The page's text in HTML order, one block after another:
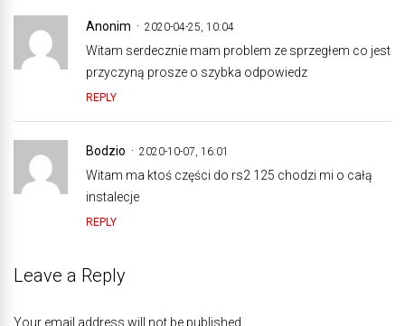
Anonim 2020-04-25, 10:04
Witam serdecznie mam problem ze sprzegłem co jest
przyczyną prosze o szybka odpowiedz
REPLY
Bodzio 2020-10-07, 16:01
Witam ma ktoś części do rs2 125 chodzi mi o całą
instalecje
REPLY
Leave a Reply
Your email address will not be published.